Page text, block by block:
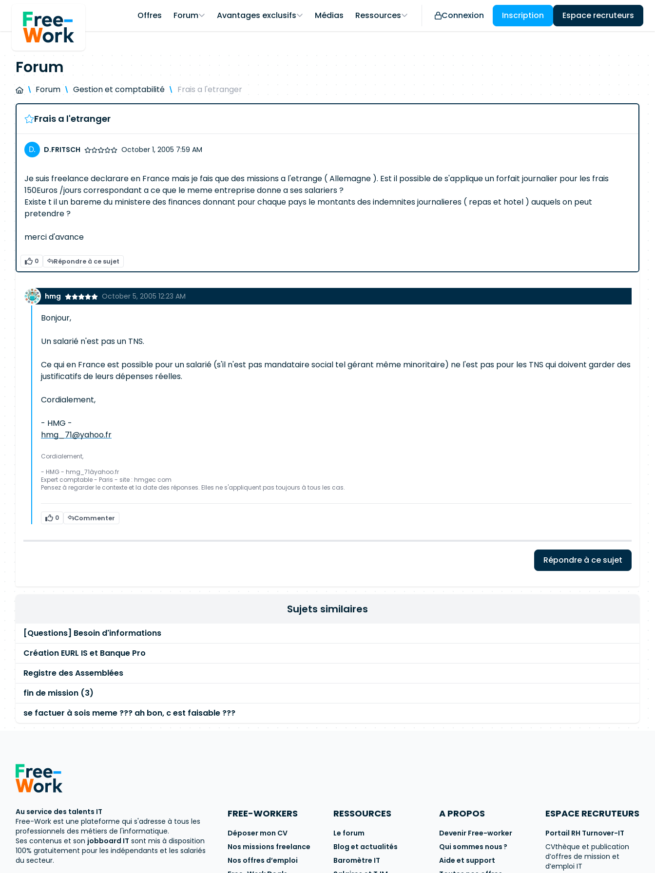
Offres Forum Avantages exclusifs Médias Ressources Connexion Inscription Espace recruteurs
Forum
Forum Gestion et comptabilité Frais a l'etranger
Frais a l'etranger
D.FRITSCH October 1, 2005 7:59 AM
Je suis freelance declarare en France mais je fais que des missions a l'etrange ( Allemagne ). Est il possible de s'applique un forfait journalier pour les frais
150Euros /jours correspondant a ce que le meme entreprise donne a ses salariers ?
Existe t il un bareme du ministere des finances donnant pour chaque pays le montants des indemnites journalieres ( repas et hotel ) auquels on peut
pretendre ?
merci d'avance
0 Répondre à ce sujet
hmg October 5, 2005 12:23 AM
Bonjour,
Un salarié n'est pas un TNS.
Ce qui en France est possible pour un salarié (s'il n'est pas mandataire social tel gérant même minoritaire) ne l'est pas pour les TNS qui doivent garder des
justificatifs de leurs dépenses réelles.
Cordialement,
- HMG -
hmg_71@yahoo.fr
Cordialement,
- HMG - hmg_71àyahoo.fr
Expert comptable - Paris - site : hmgec com
Pensez à regarder le contexte et la date des réponses. Elles ne s'appliquent pas toujours à tous les cas.
0 Commenter
Répondre à ce sujet
Sujets similaires
[Questions] Besoin d'informations
Création EURL IS et Banque Pro
Registre des Assemblées
fin de mission (3)
se factuer à sois meme ??? ah bon, c est faisable ???
Au service des talents IT
Free-Work est une plateforme qui s'adresse à tous les
professionnels des métiers de l'informatique.
Ses contenus et son jobboard IT sont mis à disposition
100% gratuitement pour les indépendants et les salariés
du secteur.
FREE-WORKERS
Déposer mon CV
Nos missions freelance
Nos offres d’emploi
RESSOURCES
Le forum
Blog et actualités
Baromètre IT
A PROPOS
Devenir Free-worker
Qui sommes nous ?
Aide et support
ESPACE RECRUTEURS
Portail RH Turnover-IT
CVthèque et publication
d’offres de mission et
d’emploi IT